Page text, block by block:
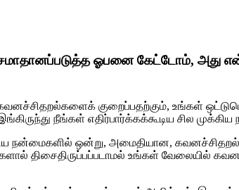
ஓபனை கேட்டோம், அது
குறைப்பதற்கும், உங்கள்
நீங்கள் எதிர்பார்க்கக்கூடிய சில
நன்மைகளில் ஒன்று, அமைதியான,
திசைதிருப்பப்படாமல் உங்கள் வேலையில்